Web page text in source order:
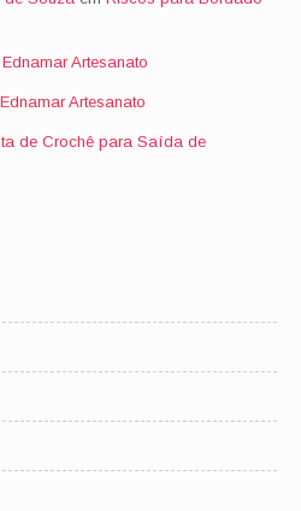
Artesanato
Artesanato
de Crochê para Saída de